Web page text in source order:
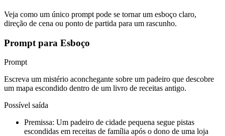
Veja como um único prompt pode se tornar um esboço claro,
direção de cena ou ponto de partida para um rascunho.
Prompt para Esboço
Prompt
Escreva um mistério aconchegante sobre um padeiro que descobre
um mapa escondido dentro de um livro de receitas antigo.
Possível saída
Premissa: Um padeiro de cidade pequena segue pistas
escondidas em receitas de família após o dono de uma loja